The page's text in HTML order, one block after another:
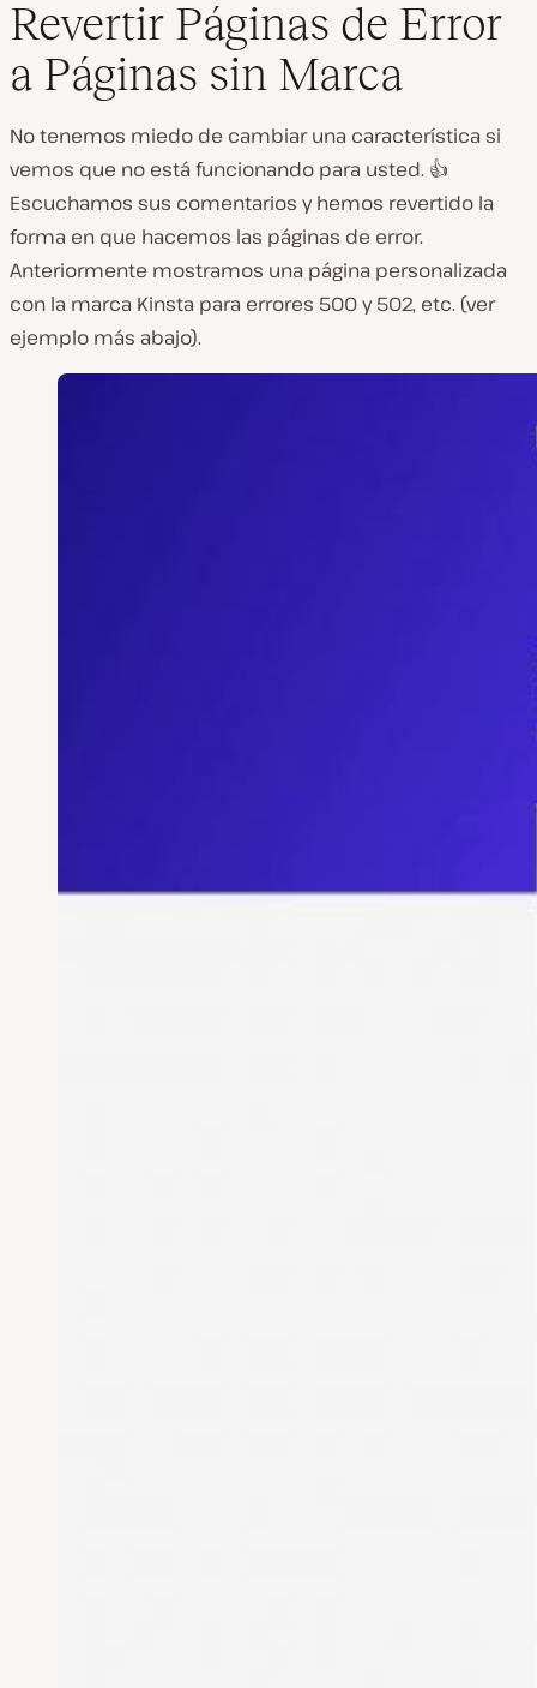
Revertir Páginas de Error
a Páginas sin Marca
No tenemos miedo de cambiar una característica si
vemos que no está funcionando para usted. 👍
Escuchamos sus comentarios y hemos revertido la
forma en que hacemos las páginas de error.
Anteriormente mostramos una página personalizada
con la marca Kinsta para errores 500 y 502, etc. (ver
ejemplo más abajo).